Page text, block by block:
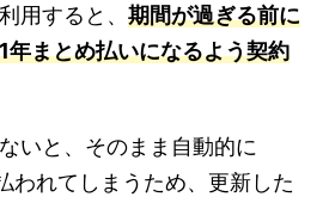
用すると、 期間が過ぎる前に
年まとめ払いになるよう契約
いと、そのまま自動的に
われてしまうため、更新した